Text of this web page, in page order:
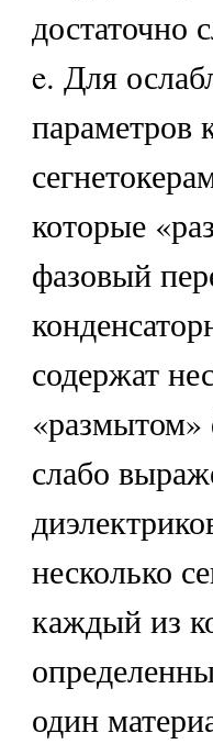
достаточно
e. Для
параметров
которые
фазовый
содержат
«размытом»
слабо
несколько
каждый из
один